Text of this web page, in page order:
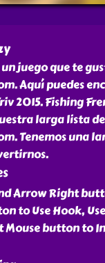
un juego que te
Aquí puedes
2015. Fishing
larga lista
Tenemos una
Arrow Right
to Use Hook,
Mouse button to